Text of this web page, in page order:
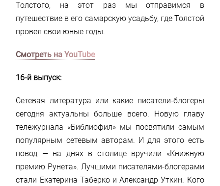
Толстого, на этот раз мы отправимся в
путешествие в его самарскую усадьбу, где Толстой
провел свои юные годы.
Смотреть на YouTube
16-й выпуск:
Сетевая литература или какие писатели-блогеры
сегодня актуальны больше всего. Новую главу
тележурнала «Библиофил» мы посвятили самым
популярным сетевым авторам. И для этого есть
повод — на днях в столице вручили «Книжную
премию Рунета». Лучшими писателями-блогерами
стали Екатерина Таберко и Александр Уткин. Кого